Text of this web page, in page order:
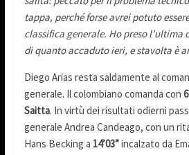
tappa, perché forse avrei potuto
classifica generale. Ho preso l’ultima
di quanto accaduto ieri, e stavolta è
Diego Arias resta saldamente al
generale. Il colombiano comanda con
Saitta. In virtù dei risultati odierni
generale Andrea Candeago, con un
Hans Becking a 14’03”incalzato da